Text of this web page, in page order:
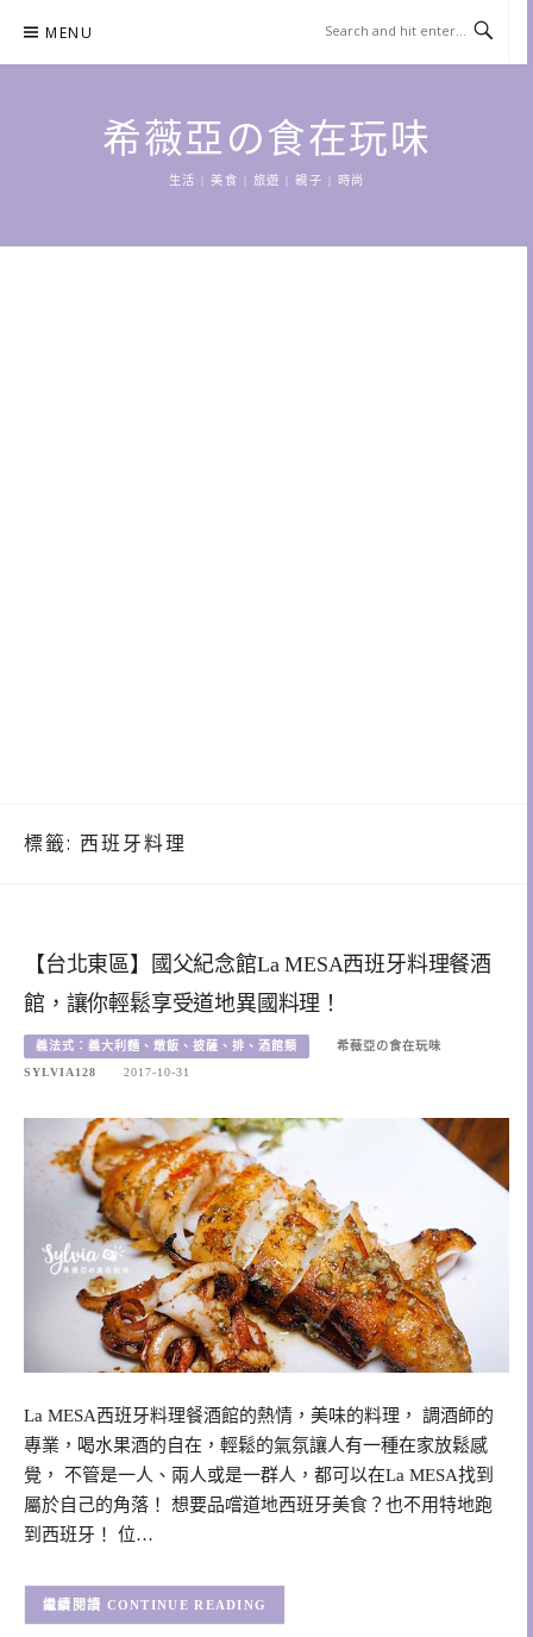
content
MENU
希薇亞の食在玩味
生活 | 美食 | 旅遊 | 親子 | 時尚
標籤: 西班牙料理
【台北東區】國父紀念館La MESA西班牙料理餐酒
館，讓你輕鬆享受道地異國料理！
義法式：義大利麵、燉飯、披薩、排、酒館類
希薇亞の食在玩味
SYLVIA128
2017-10-31
La MESA西班牙料理餐酒館的熱情，美味的料理， 調酒師的
專業，喝水果酒的自在，輕鬆的氣氛讓人有一種在家放鬆感
覺， 不管是一人、兩人或是一群人，都可以在La MESA找到
屬於自己的角落！ 想要品嚐道地西班牙美食？也不用特地跑
到西班牙！ 位…
CONTINUE READING